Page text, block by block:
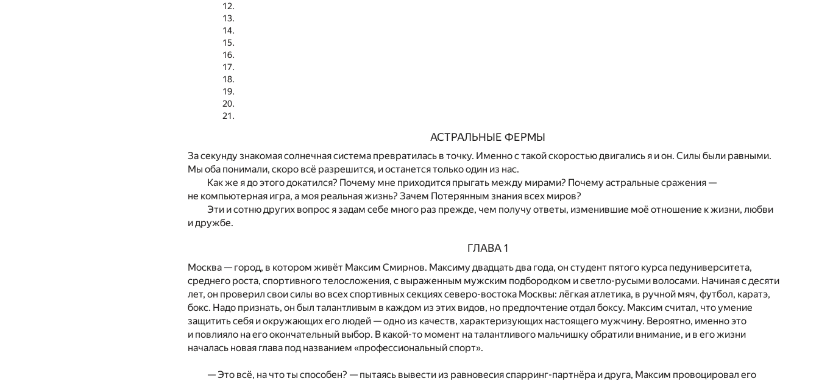
АСТРАЛЬНЫЕ ФЕРМЫ
За секунду знакомая солнечная система превратилась в точку. Именно с такой скоростью двигались я и он. Силы были равными.
Мы оба понимали, скоро всё разрешится, и останется только один из нас.
Как же я до этого докатился? Почему мне приходится прыгать между мирами? Почему астральные сражения —
не компьютерная игра, а моя реальная жизнь? Зачем Потерянным знания всех миров?
Эти и сотню других вопрос я задам себе много раз прежде, чем получу ответы, изменившие моё отношение к жизни, любви
и дружбе.
ГЛАВА 1
Москва — город, в котором живёт Максим Смирнов. Максиму двадцать два года, он студент пятого курса педуниверситета,
среднего роста, спортивного телосложения, с выраженным мужским подбородком и светло-русыми волосами. Начиная с десяти
лет, он проверил свои силы во всех спортивных секциях северо-востока Москвы: лёгкая атлетика, в ручной мяч, футбол, каратэ,
бокс. Надо признать, он был талантливым в каждом из этих видов, но предпочтение отдал боксу. Максим считал, что умение
защитить себя и окружающих его людей — одно из качеств, характеризующих настоящего мужчину. Вероятно, именно это
и повлияло на его окончательный выбор. В какой-то момент на талантливого мальчишку обратили внимание, и в его жизни
началась новая глава под названием «профессиональный спорт».
— Это всё, на что ты способен? — пытаясь вывести из равновесия спарринг-партнёра и друга, Максим провоцировал его